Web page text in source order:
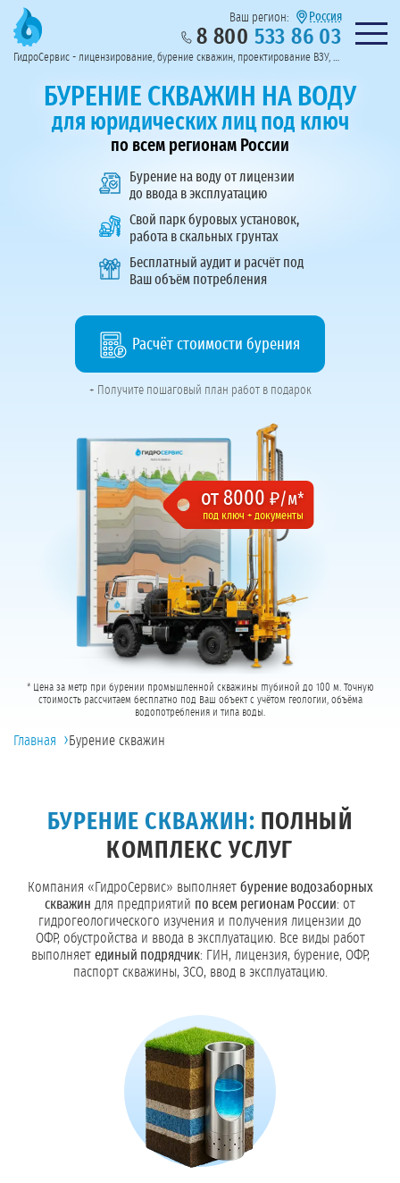
Предоставим полный пакет документов
Пригласить в тендер
Колл-центр на связи с 9:00 до 19:00
Перезвоните мне!
Ваш регион: Россия
8 800 533 86 03 Нужна
ГидроСервис - лицензирование, бурение скважин, проектирование ВЗУ, системы водоподготовки
БУРЕНИЕ СКВАЖИН НА ВОДУ
для юридических лиц под ключ
по всем регионам России
Бурение на водуот лицензии
до ввода в эксплуатацию
Свой парк буровых установок,
работа в скальных грунтах
Бесплатный аудит и расчёт под
Ваш объём потребления
Расчёт стоимости бурения
+ Получите пошаговый план работ в подарок
от 8000₽/м*
под ключ + документы
* Цена за метр при бурении промышленной скважины глубиной до 100 м. Точную
стоимость рассчитаем бесплатно под Ваш объект с учётом геологии, объёма
водопотребления и типа воды.
Главная ›Бурение скважин
БУРЕНИЕ СКВАЖИН: ПОЛНЫЙ
КОМПЛЕКС УСЛУГ
Компания «ГидроСервис» выполняет бурение водозаборных
скважин для предприятий по всем регионам России: от
гидрогеологического изучения и получения лицензии до
ОФР, обустройства и ввода в эксплуатацию. Все виды работ
выполняет единый подрядчик: ГИН, лицензия, бурение, ОФР,
паспорт скважины, ЗСО, ввод в эксплуатацию.